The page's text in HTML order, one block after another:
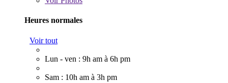
Heures normales
Voir tout
Lun - ven : 9h am à 6h pm
Sam : 10h am à 3h pm